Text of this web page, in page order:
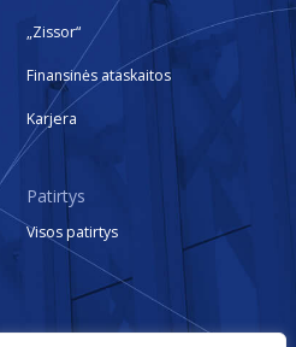
„Zissor“
Finansinės ataskaitos
Karjera
Patirtys
Visos patirtys